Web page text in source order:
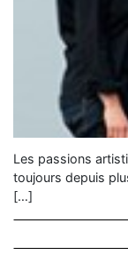
Les passions
toujours depuis
[…]